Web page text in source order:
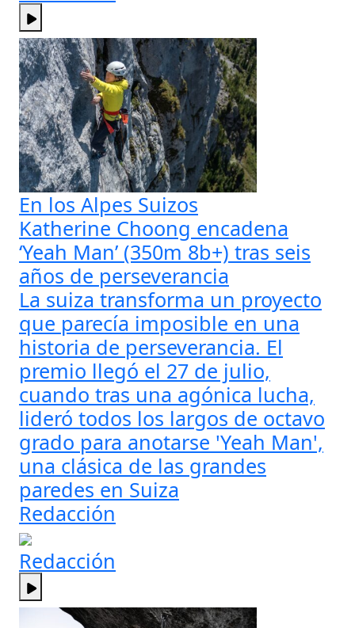
En los Alpes Suizos
Katherine Choong encadena
‘Yeah Man’ (350m 8b+) tras seis
años de perseverancia
La suiza transforma un proyecto
que parecía imposible en una
historia de perseverancia. El
premio llegó el 27 de julio,
cuando tras una agónica lucha,
lideró todos los largos de octavo
grado para anotarse 'Yeah Man',
una clásica de las grandes
paredes en Suiza
Redacción
Redacción